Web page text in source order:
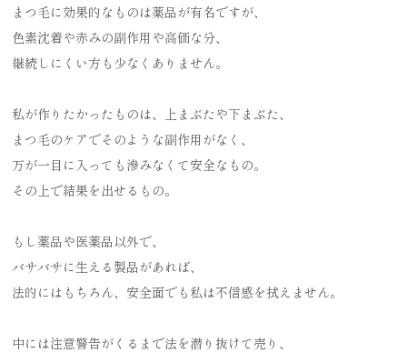
まつ毛に効果的なものは薬品が有名ですが、
色素沈着や赤みの副作用や高価な分、
継続しにくい方も少なくありません。
私が作りたかったものは、上まぶたや下まぶた、
まつ毛のケアでそのような副作用がなく、
万が一目に入っても滲みなくて安全なもの。
その上で結果を出せるもの。
もし薬品や医薬品以外で、
バサバサに生える製品があれば、
法的にはもちろん、安全面でも私は不信感を拭えません。
中には注意警告がくるまで法を潜り抜けて売り、